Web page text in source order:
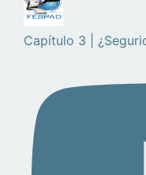
Capítulo 3 |